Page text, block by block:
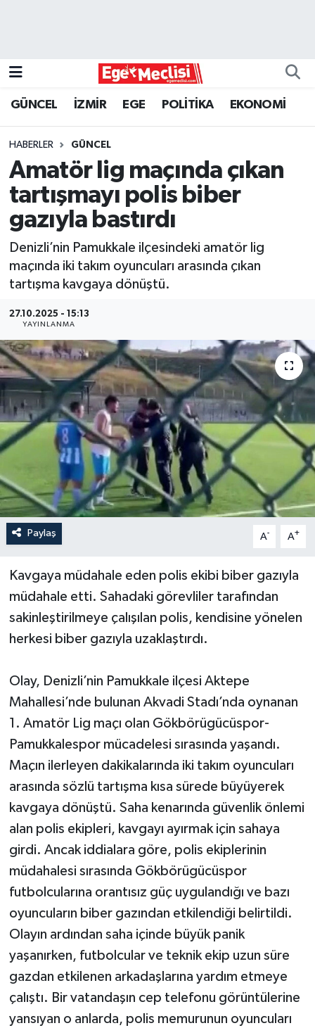
GÜNCEL İZMİR EGE POLİTİKA EKONOMİ
HABERLER GÜNCEL
Amatör lig maçında çıkan
tartışmayı polis biber
gazıyla bastırdı
Denizli’nin Pamukkale ilçesindeki amatör lig
maçında iki takım oyuncuları arasında çıkan
tartışma kavgaya dönüştü.
27.10.2025 - 15:13
YAYINLANMA
Paylaş A- A+
Kavgaya müdahale eden polis ekibi biber gazıyla
müdahale etti. Sahadaki görevliler tarafından
sakinleştirilmeye çalışılan polis, kendisine yönelen
herkesi biber gazıyla uzaklaştırdı.
Olay, Denizli’nin Pamukkale ilçesi Aktepe
Mahallesi’nde bulunan Akvadi Stadı’nda oynanan
1. Amatör Lig maçı olan Gökbörügücüspor-
Pamukkalespor mücadelesi sırasında yaşandı.
Maçın ilerleyen dakikalarında iki takım oyuncuları
arasında sözlü tartışma kısa sürede büyüyerek
kavgaya dönüştü. Saha kenarında güvenlik önlemi
alan polis ekipleri, kavgayı ayırmak için sahaya
girdi. Ancak iddialara göre, polis ekiplerinin
müdahalesi sırasında Gökbörügücüspor
futbolcularına orantısız güç uygulandığı ve bazı
oyuncuların biber gazından etkilendiği belirtildi.
Olayın ardından saha içinde büyük panik
yaşanırken, futbolcular ve teknik ekip uzun süre
gazdan etkilenen arkadaşlarına yardım etmeye
çalıştı. Bir vatandaşın cep telefonu görüntülerine
yansıyan o anlarda, polis memurunun oyuncuları
GÜNCEL
İZMİR
ÖZEL HABER
POLİTİKA
Programlar
YAŞAM